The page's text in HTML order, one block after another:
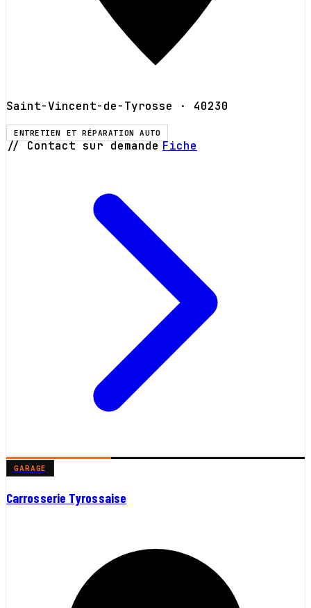
Saint-Vincent-de-Tyrosse · 40230
ENTRETIEN ET RÉPARATION AUTO
// Contact sur demande Fiche
GARAGE
Carrosserie Tyrossaise